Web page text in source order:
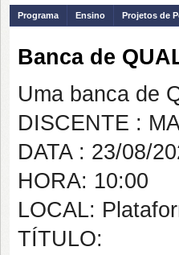
Programa Ensino Projetos de
Banca de
Uma banca de
DISCENTE :
DATA : 23/08/
HORA: 10:00
LOCAL:
TÍTULO: